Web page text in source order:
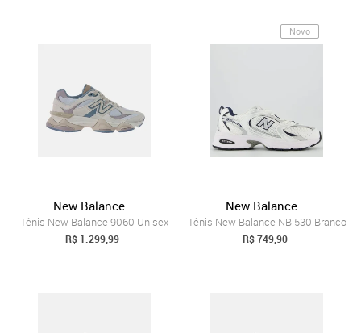
New Balance
Tênis New Balance 9060 Unisex
R$ 1.299,99
Novo
New Balance
Tênis New Balance NB 530 Branco
R$ 749,90